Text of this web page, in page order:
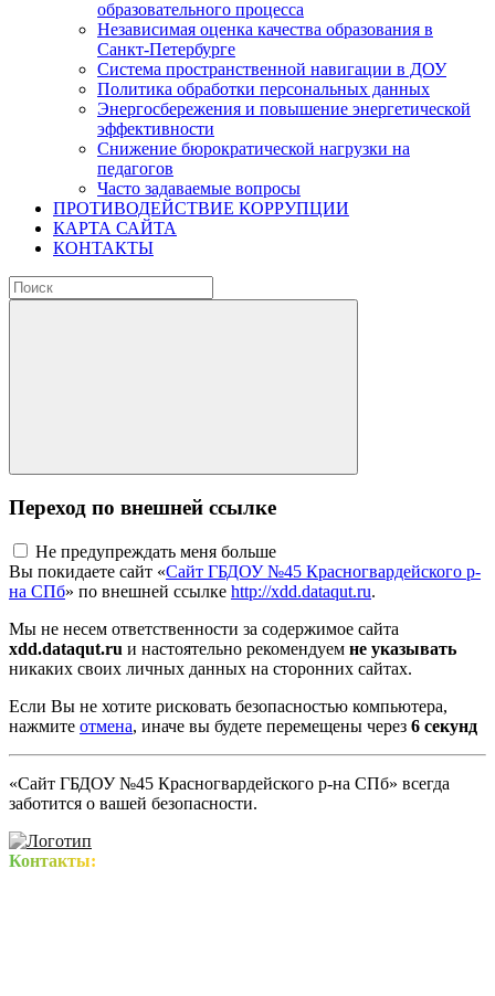
образовательного процесса
Независимая оценка качества образования в
Санкт-Петербурге
Система пространственной навигации в ДОУ
Политика обработки персональных данных
Энергосбережения и повышение энергетической
эффективности
Снижение бюрократической нагрузки на
педагогов
Часто задаваемые вопросы
ПРОТИВОДЕЙСТВИЕ КОРРУПЦИИ
КАРТА САЙТА
КОНТАКТЫ
Переход по внешней ссылке
Не предупреждать меня больше
Вы покидаете сайт «Сайт ГБДОУ №45 Красногвардейского р-
на СПб» по внешней ссылке http://xdd.dataqut.ru.
Мы не несем ответственности за содержимое сайта
xdd.dataqut.ru и настоятельно рекомендуем не указывать
никаких своих личных данных на сторонних сайтах.
Если Вы не хотите рисковать безопасностью компьютера,
нажмите отмена, иначе вы будете перемещены через 5 секунд
«Сайт ГБДОУ №45 Красногвардейского р-на СПб» всегда
заботится о вашей безопасности.
Контакты: